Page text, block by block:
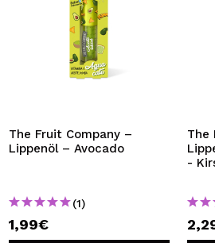
The Fruit Company –
Lippenöl – Avocado
(1)
1,99€
The
-